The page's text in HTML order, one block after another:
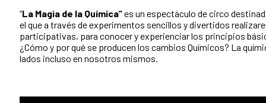
“La Magia de la Química”es un espectáculo de circo
el que a través de experimentos sencillos y divertidos
participativas, para conocer y experienciar los principios
¿Cómo y por qué se producen los cambios Químicos? La
lados incluso en nosotros mismos.